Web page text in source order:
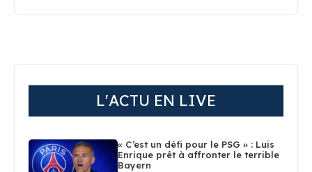
L'ACTU EN LIVE
« C’est un défi pour le PSG » : Luis
Enrique prêt à affronter le terrible
Bayern